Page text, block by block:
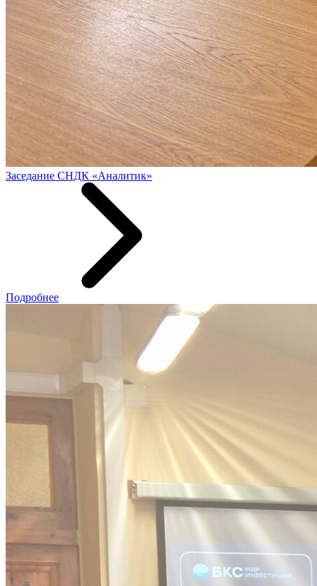
Заседание СНДК «Аналитик»
Подробнее